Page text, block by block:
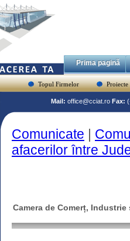
Prima pagină
Topul Firmelor Proiecte
Mail: office@cciat.ro Fax:
Comunicate |
afacerilor între
Camera de Comerț,